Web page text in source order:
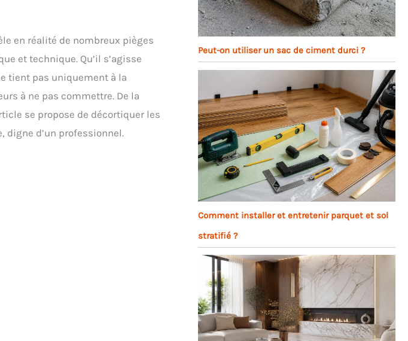
en réalité de nombreux pièges
et technique. Qu’il s’agisse
tient pas uniquement à la
à ne pas commettre. De la
se propose de décortiquer les
d’un professionnel.
Peut-on utiliser un sac de ciment durci ?
Comment installer et entretenir parquet et sol
stratifié ?